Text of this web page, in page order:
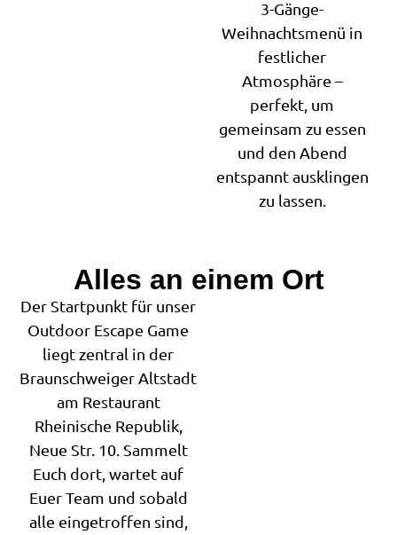
3-Gänge-
Weihnachtsmenü in
festlicher
Atmosphäre –
perfekt, um
gemeinsam zu essen
und den Abend
entspannt ausklingen
zu lassen.
Alles an einem Ort
Der Startpunkt für unser
Outdoor Escape Game
liegt zentral in der
Braunschweiger Altstadt
am Restaurant
Rheinische Republik,
Neue Str. 10. Sammelt
Euch dort, wartet auf
Euer Team und sobald
alle eingetroffen sind,